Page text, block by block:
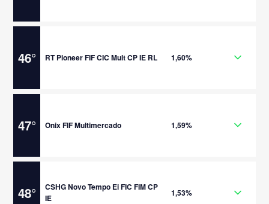
46° RT Pioneer FIF CIC Mult CP IE RL 1,60%
47° Onix FIF Multimercado 1,59%
48°
CSHG Novo Tempo Ei FIC FIM CP
IE
1,53%